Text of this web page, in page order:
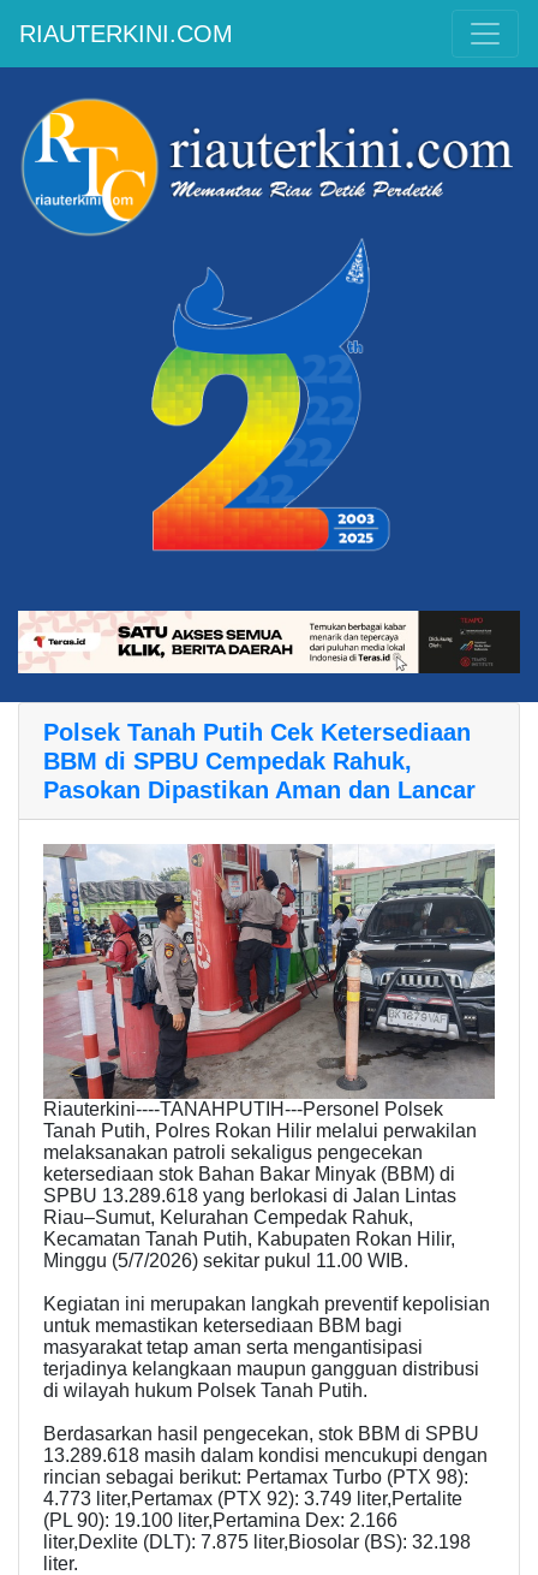
RIAUTERKINI.COM
Polsek Tanah Putih Cek Ketersediaan
BBM di SPBU Cempedak Rahuk,
Pasokan Dipastikan Aman dan Lancar
Riauterkini----TANAHPUTIH---Personel Polsek
Tanah Putih, Polres Rokan Hilir melalui perwakilan
melaksanakan patroli sekaligus pengecekan
ketersediaan stok Bahan Bakar Minyak (BBM) di
SPBU 13.289.618 yang berlokasi di Jalan Lintas
Riau–Sumut, Kelurahan Cempedak Rahuk,
Kecamatan Tanah Putih, Kabupaten Rokan Hilir,
Minggu (5/7/2026) sekitar pukul 11.00 WIB.
Kegiatan ini merupakan langkah preventif kepolisian
untuk memastikan ketersediaan BBM bagi
masyarakat tetap aman serta mengantisipasi
terjadinya kelangkaan maupun gangguan distribusi
di wilayah hukum Polsek Tanah Putih.
Berdasarkan hasil pengecekan, stok BBM di SPBU
13.289.618 masih dalam kondisi mencukupi dengan
rincian sebagai berikut: Pertamax Turbo (PTX 98):
4.773 liter,Pertamax (PTX 92): 3.749 liter,Pertalite
(PL 90): 19.100 liter,Pertamina Dex: 2.166
liter,Dexlite (DLT): 7.875 liter,Biosolar (BS): 32.198
liter.